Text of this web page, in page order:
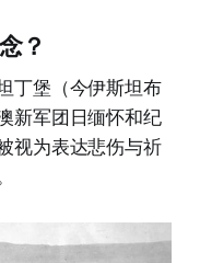
？
丁堡（今伊斯坦布
新军团日缅怀和纪
视为表达悲伤与祈